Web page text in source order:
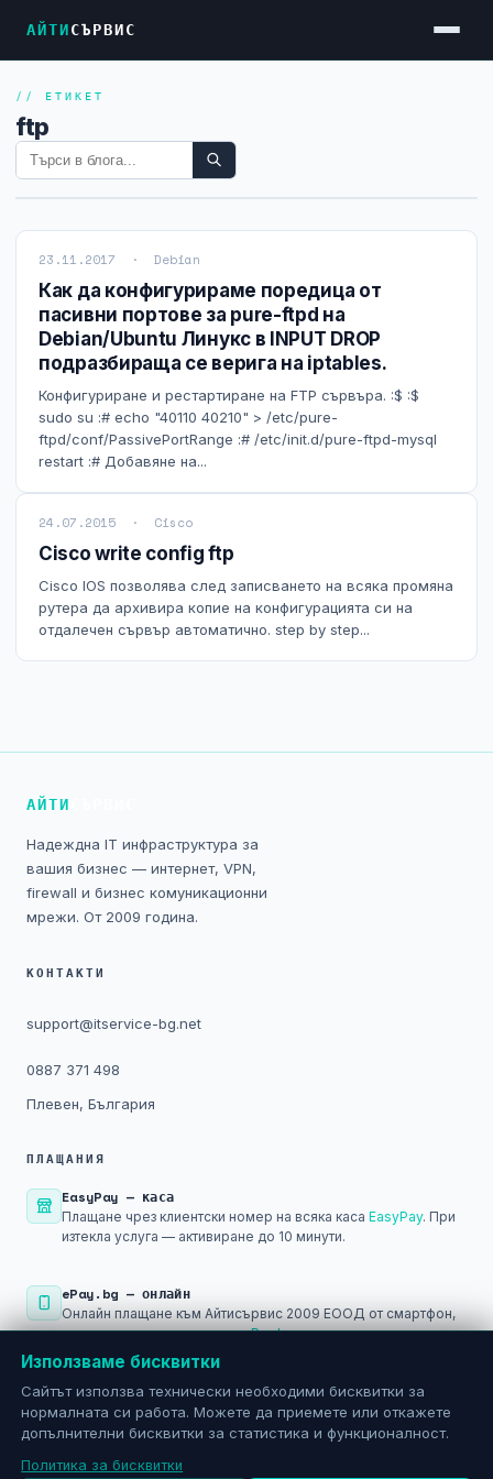
Използваме бисквитки
Сайтът използва технически необходими бисквитки за
нормалната си работа. Можете да приемете или откажете
допълнителни бисквитки за статистика и функционалност.
Политика за бисквитки
АЙТИСЪРВИС
Услуги
Достъп до Интернет
Видеонаблюдение
Firewall и VPN
Хостинг и VPS сървъри
Колокация на сървъри
Абонаментна IT поддръжка
Технически изисквания
Общи условия
Блог
// ЕТИКЕТ
ftp
23.11.2017 · Debian
Как да конфигурираме поредица от
пасивни портове за pure-ftpd на
Debian/Ubuntu Линукс в INPUT DROP
подразбираща се верига на iptables.
Конфигуриране и рестартиране на FTP сървъра. :$ :$
sudo su :# echo "40110 40210" > /etc/pure-
ftpd/conf/PassivePortRange :# /etc/init.d/pure-ftpd-mysql
restart :# Добавяне на...
24.07.2015 · Cisco
Cisco write config ftp
Cisco IOS позволява след записването на всяка промяна
рутера да архивира копие на конфигурацията си на
отдалечен сървър автоматично. step by step...
АЙТИ
Надеждна IT инфраструктура за
вашия бизнес — интернет, VPN,
firewall и бизнес комуникационни
мрежи. От 2009 година.
КОНТАКТИ
support@itservice-bg.net
0887 371 498
Плевен, България
ПЛАЩАНИЯ
EasyPay — каса
Плащане чрез клиентски номер на всяка каса EasyPay. При
изтекла услуга — активиране до 10 минути.
ePay.bg — онлайн
Онлайн плащане към Айтисървис 2009 ЕООД от смартфон,
лаптоп или компютър чрезePay.bg.
Банков превод
Само срещу фактура по имейл. Общинска банка АД — IBAN:
BG29SOMB91301045793501